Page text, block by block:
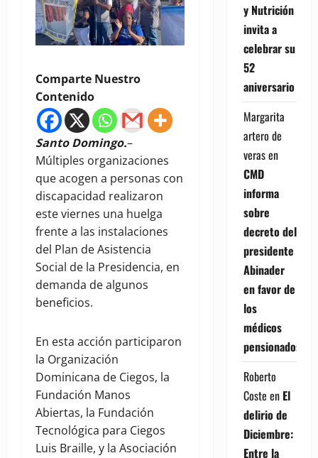
Comparte Nuestro
Contenido
Santo Domingo.–
Múltiples organizaciones
que acogen a personas con
discapacidad realizaron
este viernes una huelga
frente a las instalaciones
del Plan de Asistencia
Social de la Presidencia, en
demanda de algunos
beneficios.
En esta acción participaron
la Organización
Dominicana de Ciegos, la
Fundación Manos
Abiertas, la Fundación
Tecnológica para Ciegos
Luis Braille, y la Asociación
y Nutrición
invita a
celebrar su
52
aniversario
Margarita
artero de
verasen
CMD
informa
sobre
decreto del
presidente
Abinader
en favor de
los
médicos
pensionados
Roberto
Coste en El
delirio de
Diciembre:
Entre la